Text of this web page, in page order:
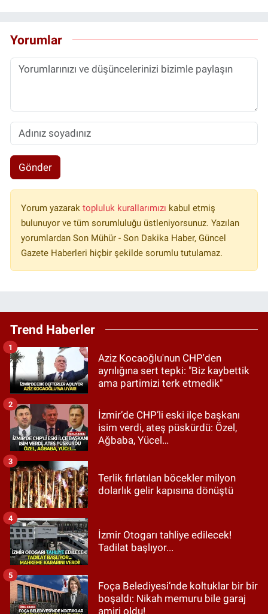
Yorumlar
Gönder
Yorum yazarak topluluk kurallarımızı kabul etmiş
bulunuyor ve tüm sorumluluğu üstleniyorsunuz. Yazılan
yorumlardan Son Mühür - Son Dakika Haber, Güncel
Gazete Haberleri hiçbir şekilde sorumlu tutulamaz.
Trend Haberler
Aziz Kocaoğlu'nun CHP'den
ayrılığına sert tepki: "Biz kaybettik
ama partimizi terk etmedik"
1
İzmir’de CHP’li eski ilçe başkanı
isim verdi, ateş püskürdü: Özel,
Ağbaba, Yücel…
2
Terlik fırlatılan böcekler milyon
dolarlık gelir kapısına dönüştü
3
İzmir Otogarı tahliye edilecek!
Tadilat başlıyor...
4
Foça Belediyesi’nde koltuklar bir bir
boşaldı: Nikah memuru bile garaj
amiri oldu!
5